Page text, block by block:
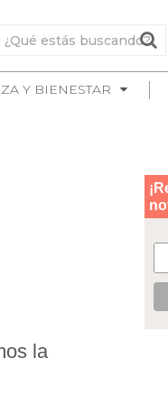
Y BIENESTAR
la